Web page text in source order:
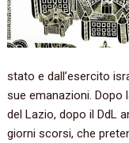
stato e dall’esercito
sue emanazioni. Dopo
del Lazio, dopo il DdL
giorni scorsi, che